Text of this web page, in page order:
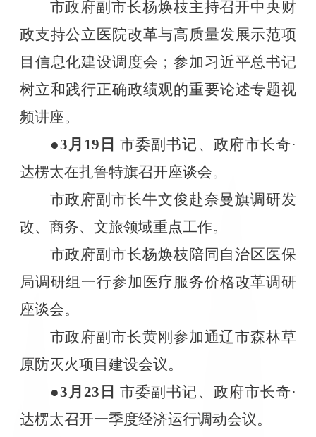
市政府副市长杨焕枝主持召开中央财
政支持公立医院改革与高质量发展示范项
目信息化建设调度会；参加习近平总书记
树立和践行正确政绩观的重要论述专题视
频讲座。
●3 月 19 日市委副书记、政府市长奇·
达楞太在扎鲁特旗召开座谈会。
市政府副市长牛文俊赴奈曼旗调研发
改、商务、文旅领域重点工作。
市政府副市长杨焕枝陪同自治区医保
局调研组一行参加医疗服务价格改革调研
座谈会。
市政府副市长黄刚参加通辽市森林草
原防灭火项目建设会议。
●3 月 23 日市委副书记、政府市长奇·
达楞太召开一季度经济运行调动会议。